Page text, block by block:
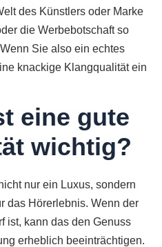
des Künstlers oder Marke
die Werbebotschaft so
Sie also ein echtes
knackige Klangqualität ein
eine gute
wichtig?
nur ein Luxus, sondern
das Hörerlebnis. Wenn der
ist, kann das den Genuss
erheblich beeinträchtigen.